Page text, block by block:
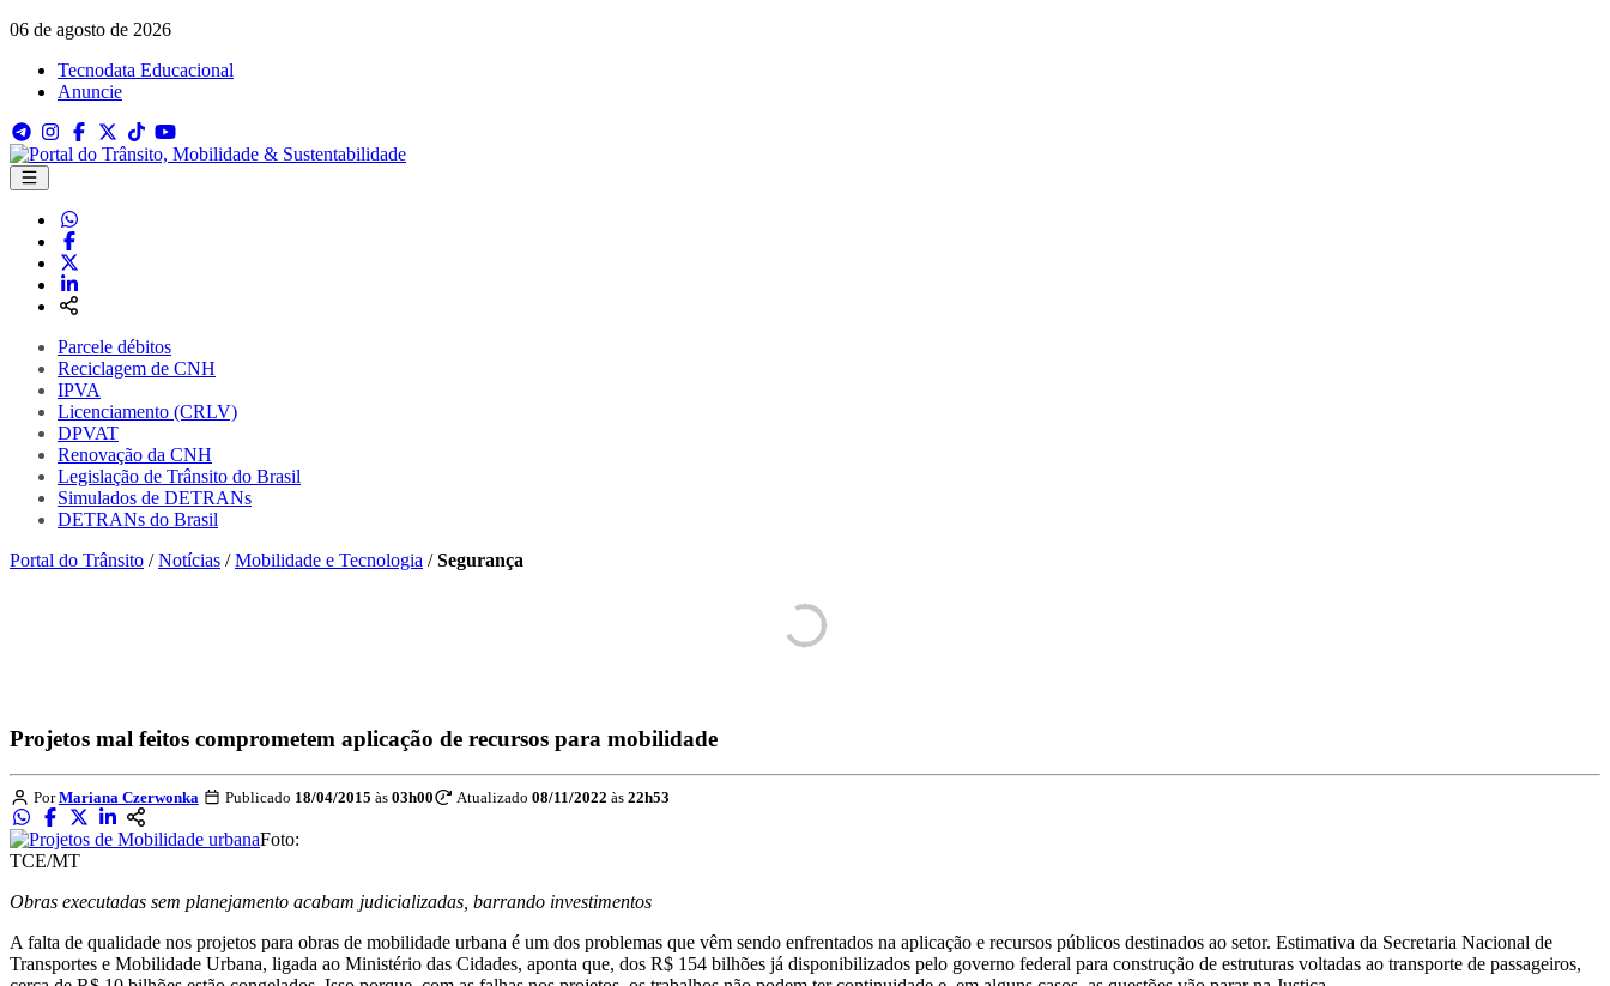
06 de agosto de 2026
Tecnodata Educacional
Anuncie
Parcele débitos
Reciclagem de CNH
IPVA
Licenciamento (CRLV)
DPVAT
Renovação da CNH
Legislação de Trânsito do Brasil
Simulados de DETRANs
DETRANs do Brasil
Portal do Trânsito /Notícias /Mobilidade e Tecnologia /Segurança
Projetos mal feitos comprometem aplicação de recursos para mobilidade
PorMariana Czerwonka Publicado 18/04/2015 às03h00 Atualizado 08/11/2022 às 22h53
Foto:
TCE/MT
Obras executadas sem planejamento acabam judicializadas, barrando investimentos
A falta de qualidade nos projetos para obras de mobilidade urbana é um dos problemas que vêm sendo enfrentados na aplicação e recursos públicos destinados ao setor. Estimativa da Secretaria Nacional de
Transportes e Mobilidade Urbana, ligada ao Ministério das Cidades, aponta que, dos R$ 154 bilhões já disponibilizados pelo governo federal para construção de estruturas voltadas ao transporte de passageiros,